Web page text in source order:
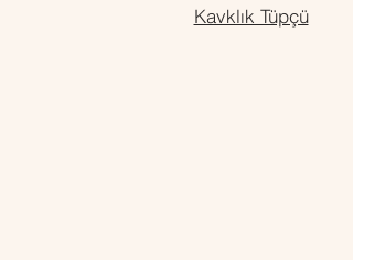
Kavklık Tüpçü